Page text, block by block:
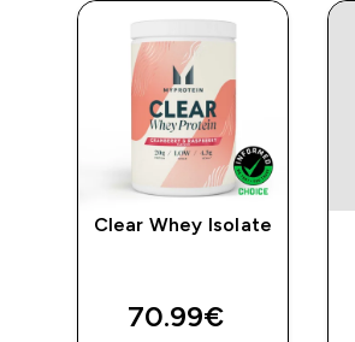
Clear Whey Isolate
70.99€‎